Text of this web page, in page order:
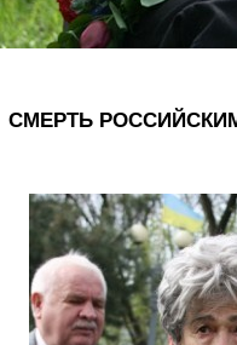
СМЕРТЬ